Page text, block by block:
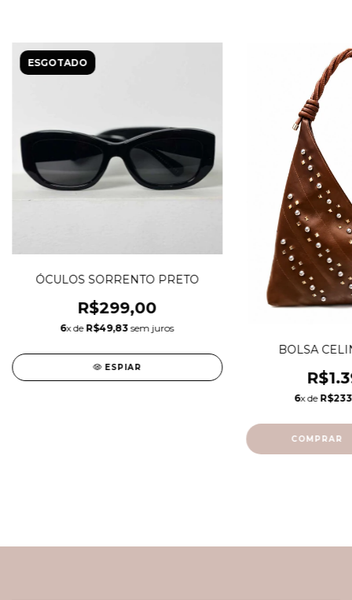
ESGOTADO
ÓCULOS SORRENTO PRETO
R$299,00
6x de R$49,83 sem juros
ESPIAR
BOLSA
6x de